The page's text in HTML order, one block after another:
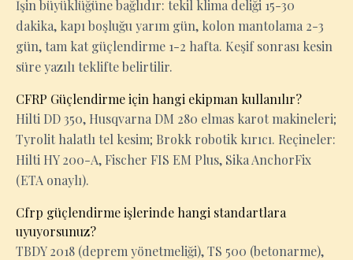
İşin büyüklüğüne bağlıdır: tekil klima deliği 15-30
dakika, kapı boşluğu yarım gün, kolon mantolama 2-3
gün, tam kat güçlendirme 1-2 hafta. Keşif sonrası kesin
süre yazılı teklifte belirtilir.
CFRP Güçlendirme için hangi ekipman kullanılır?
Hilti DD 350, Husqvarna DM 280 elmas karot makineleri;
Tyrolit halatlı tel kesim; Brokk robotik kırıcı. Reçineler:
Hilti HY 200-A, Fischer FIS EM Plus, Sika AnchorFix
(ETA onaylı).
Cfrp güçlendirme işlerinde hangi standartlara
uyuyorsunuz?
TBDY 2018 (deprem yönetmeliği), TS 500 (betonarme),